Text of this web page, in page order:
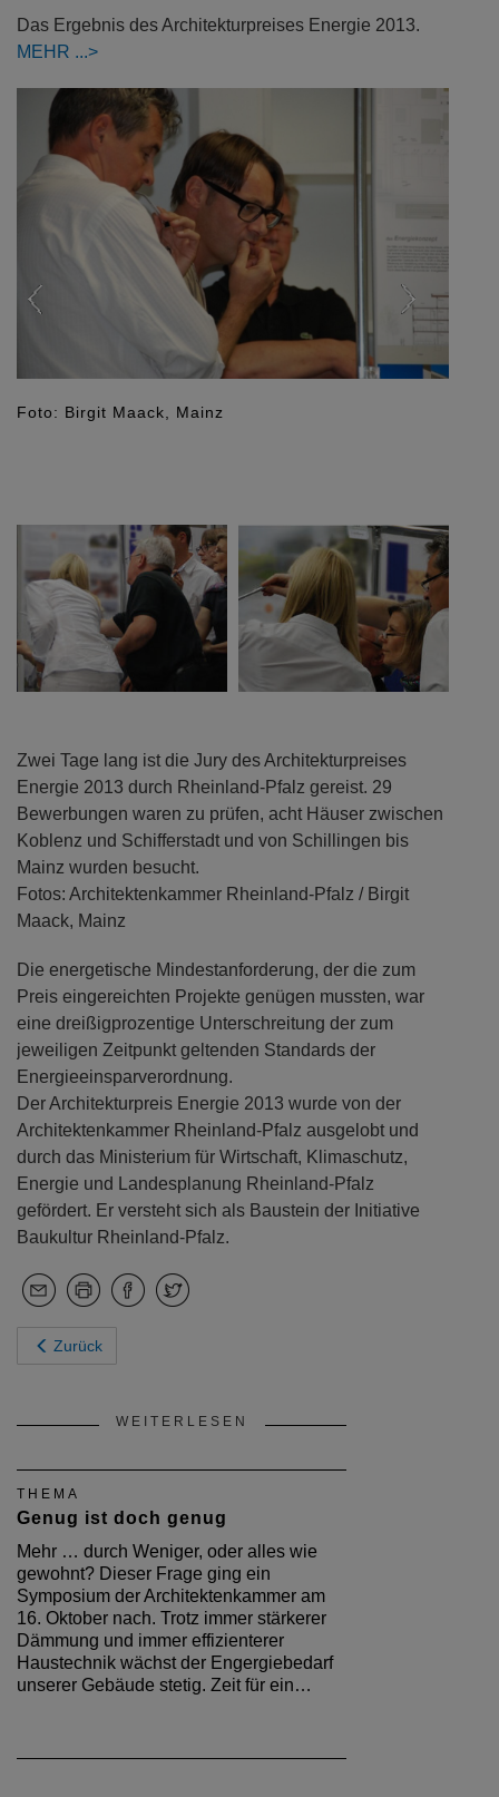
Das Ergebnis des Architekturpreises Energie 2013.
MEHR
Foto: Birgit Maack, Mainz
Previous Next
Zwei Tage lang ist die Jury des Architekturpreises
Energie 2013 durch Rheinland-Pfalz gereist. 29
Bewerbungen waren zu prüfen, acht Häuser zwischen
Koblenz und Schifferstadt und von Schillingen bis
Mainz wurden besucht.
Fotos: Architektenkammer Rheinland-Pfalz / Birgit
Maack, Mainz
Die energetische Mindestanforderung, der die zum
Preis eingereichten Projekte genügen mussten, war
eine dreißigprozentige Unterschreitung der zum
jeweiligen Zeitpunkt geltenden Standards der
Energieeinsparverordnung.
Der Architekturpreis Energie 2013 wurde von der
Architektenkammer Rheinland-Pfalz ausgelobt und
durch das Ministerium für Wirtschaft, Klimaschutz,
Energie und Landesplanung Rheinland-Pfalz
gefördert. Er versteht sich als Baustein der Initiative
Baukultur Rheinland-Pfalz.
Zurück
WEITERLESEN
THEMA
Genug ist doch genug
Mehr … durch Weniger, oder alles wie
gewohnt? Dieser Frage ging ein
Symposium der Architektenkammer am
16. Oktober nach. Trotz immer stärkerer
Dämmung und immer effizienterer
Haustechnik wächst der Engergiebedarf
unserer Gebäude stetig. Zeit für ein…